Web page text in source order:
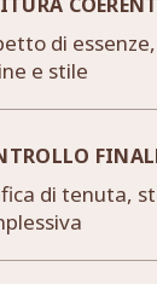
di
e stile
di tenuta,